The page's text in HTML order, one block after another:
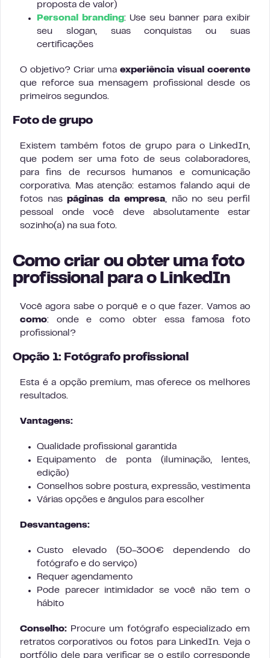
proposta de valor)
Personal branding: Use seu banner para exibir
seu slogan, suas conquistas ou suas
certificações
O objetivo? Criar uma experiência visual coerente
que reforce sua mensagem profissional desde os
primeiros segundos.
Foto de grupo
Existem também fotos de grupo para o LinkedIn,
que podem ser uma foto de seus colaboradores,
para fins de recursos humanos e comunicação
corporativa. Mas atenção: estamos falando aqui de
fotos nas páginas da empresa, não no seu perfil
pessoal onde você deve absolutamente estar
sozinho(a) na sua foto.
Como criar ou obter uma foto
profissional para o LinkedIn
Você agora sabe o porquê e o que fazer. Vamos ao
como: onde e como obter essa famosa foto
profissional?
Opção 1: Fotógrafo profissional
Esta é a opção premium, mas oferece os melhores
resultados.
Vantagens:
Qualidade profissional garantida
Equipamento de ponta (iluminação, lentes,
edição)
Conselhos sobre postura, expressão, vestimenta
Várias opções e ângulos para escolher
Desvantagens:
Custo elevado (50-300€ dependendo do
fotógrafo e do serviço)
Requer agendamento
Pode parecer intimidador se você não tem o
hábito
Conselho: Procure um fotógrafo especializado em
retratos corporativos ou fotos para LinkedIn. Veja o
portfólio dele para verificar se o estilo corresponde